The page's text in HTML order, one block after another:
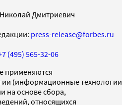
Дмитриевич
press-release@forbes.ru
(495) 565-32-06
применяются
(информационные технологии
на основе сбора,
относящихся